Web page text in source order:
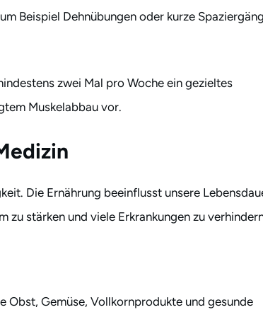
Beispiel Dehnübungen oder kurze
zwei Mal pro Woche ein gezieltes
Muskelabbau vor.
Die Ernährung beeinflusst unsere
zu stärken und viele Erkrankungen zu
Obst, Gemüse, Vollkornprodukte und gesunde